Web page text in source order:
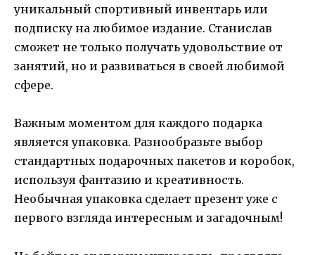
уникальный спортивный инвентарь или
подписку на любимое издание. Станислав
сможет не только получать удовольствие от
занятий, но и развиваться в своей любимой
сфере.
Важным моментом для каждого подарка
является упаковка. Разнообразьте выбор
стандартных подарочных пакетов и коробок,
используя фантазию и креативность.
Необычная упаковка сделает презент уже с
первого взгляда интересным и загадочным!